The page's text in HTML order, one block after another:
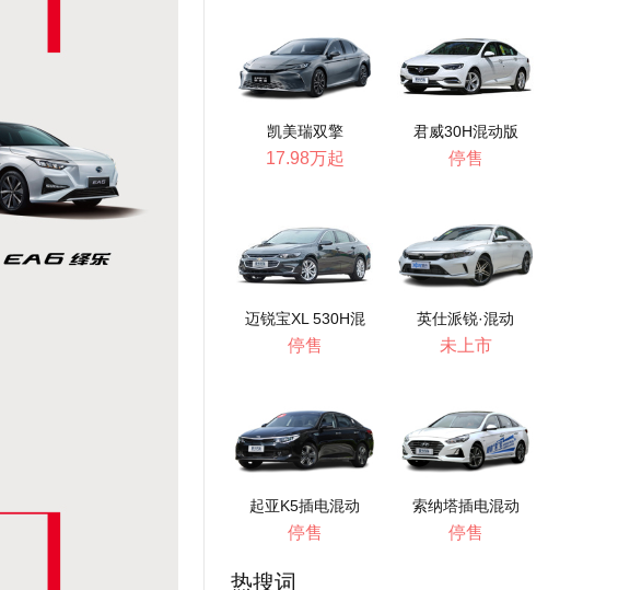
凯美瑞双擎
17.98万起
君威30H混动版
停售
迈锐宝XL 530H混
动...
停售
英仕派锐·混动
未上市
起亚K5插电混动
停售
索纳塔插电混动
停售
热搜词